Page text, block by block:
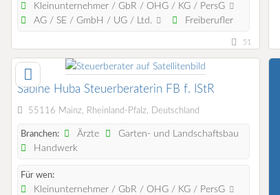
Kleinunternehmer / GbR / OHG / KG / PersG
AG / SE / GmbH / UG / Ltd.
Freiberufler
51
Sabine Huba Steuerberaterin FB f. IStR
55116 Mainz, Rheinland-Pfalz, Deutschland
Branchen: Ärzte
Garten- und Landschaftsbau
Handwerk
Für wen:
Kleinunternehmer / GbR / OHG / KG / PersG